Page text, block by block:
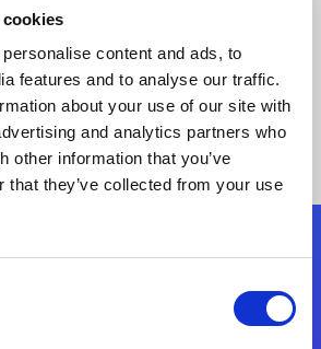
content and ads, to
features and to analyse our traffic.
about your use of our site with
and analytics partners who
other information that you’ve
that they’ve collected from your use